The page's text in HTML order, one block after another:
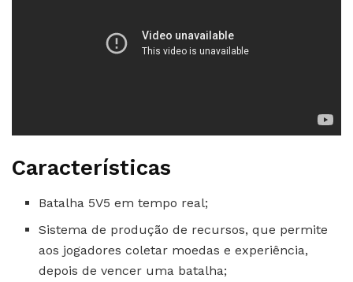
Características
Batalha 5V5 em tempo real;
Sistema de produção de recursos, que permite
aos jogadores coletar moedas e experiência,
depois de vencer uma batalha;